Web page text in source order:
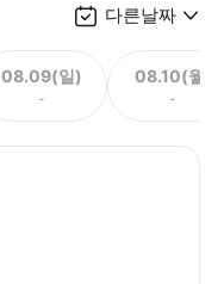
다른날짜
08.09(일)
-
08.10(월)
-